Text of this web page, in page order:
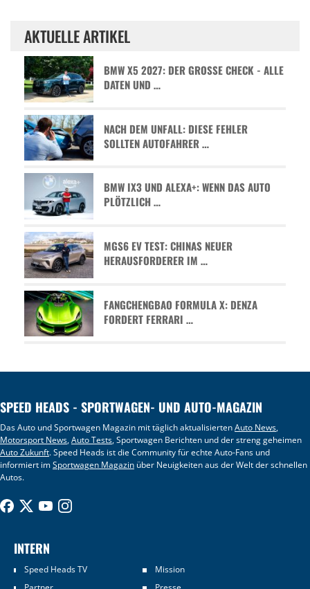
AKTUELLE ARTIKEL
BMW X5 2027: DER GROSSE CHECK - ALLE D
ATEN UND …
NACH DEM UNFALL: DIESE FEHLER
SOLLTEN AUTOFAHRER …
BMW IX3 UND ALEXA+: WENN DAS AUTO
PLÖTZLICH …
MGS6 EV TEST: CHINAS NEUER
HERAUSFORDERER IM …
FANGCHENGBAO FORMULA X: DENZA
FORDERT FERRARI …
SPEED HEADS - SPORTWAGEN- UND AUTO-MAGAZIN
Das Auto und Sportwagen Magazin mit täglich aktualisiertenAuto News,
Motorsport News,Auto Tests, Sportwagen Berichten und der streng geheimen
Auto Zukunft. Speed Heads ist die Community für echte Auto-Fans und
informiert imSportwagen Magazin über Neuigkeiten aus der Welt der schnellen
Autos.
INTERN
Speed Heads TV
Mission